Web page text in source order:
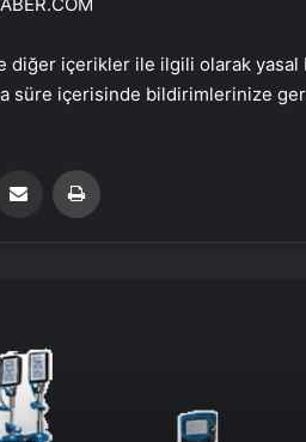
diğer içerikler ile ilgili olarak
süre içerisinde bildirimlerinize geri
Email'den paylaş